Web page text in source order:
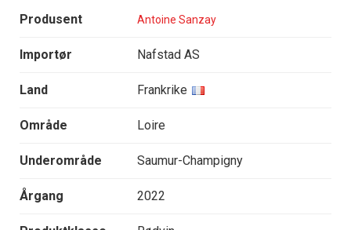
Produsent Antoine Sanzay
Importør Nafstad AS
Land Frankrike
Område Loire
Underområde Saumur-Champigny
Årgang 2022